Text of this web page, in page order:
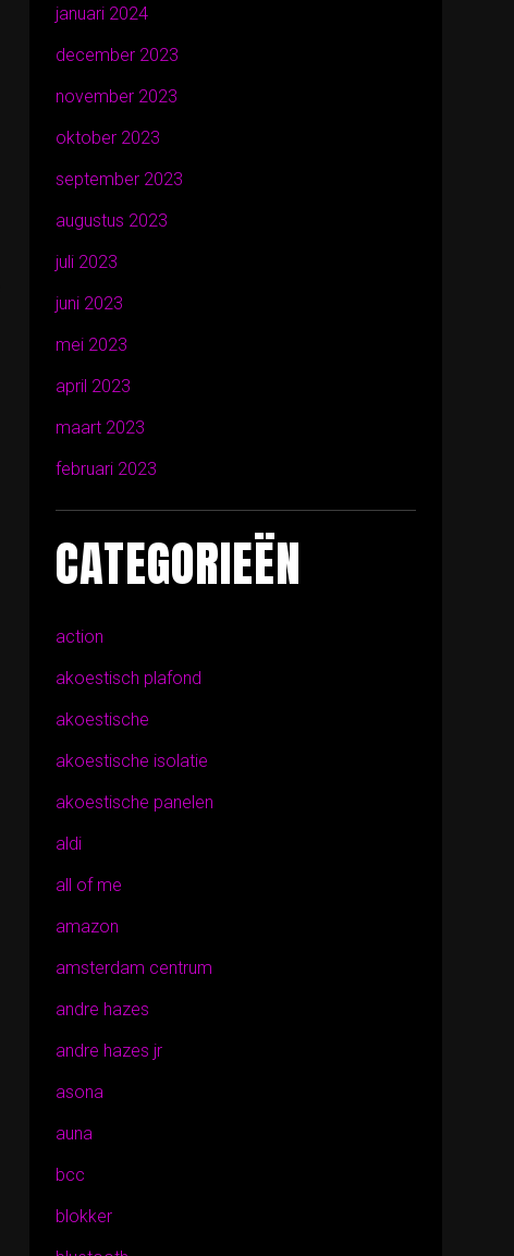
januari 2024
december 2023
november 2023
oktober 2023
september 2023
augustus 2023
juli 2023
juni 2023
mei 2023
april 2023
maart 2023
februari 2023
CATEGORIEËN
action
akoestisch plafond
akoestische
akoestische isolatie
akoestische panelen
aldi
all of me
amazon
amsterdam centrum
andre hazes
andre hazes jr
asona
auna
bcc
blokker